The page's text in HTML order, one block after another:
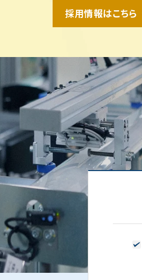
採用情報はこちら